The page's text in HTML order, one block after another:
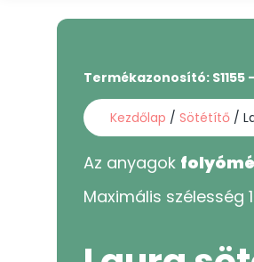
Termékazonosító: S1155
Kezdőlap / Sötétítő /
Az anyagok
Maximális szélesség